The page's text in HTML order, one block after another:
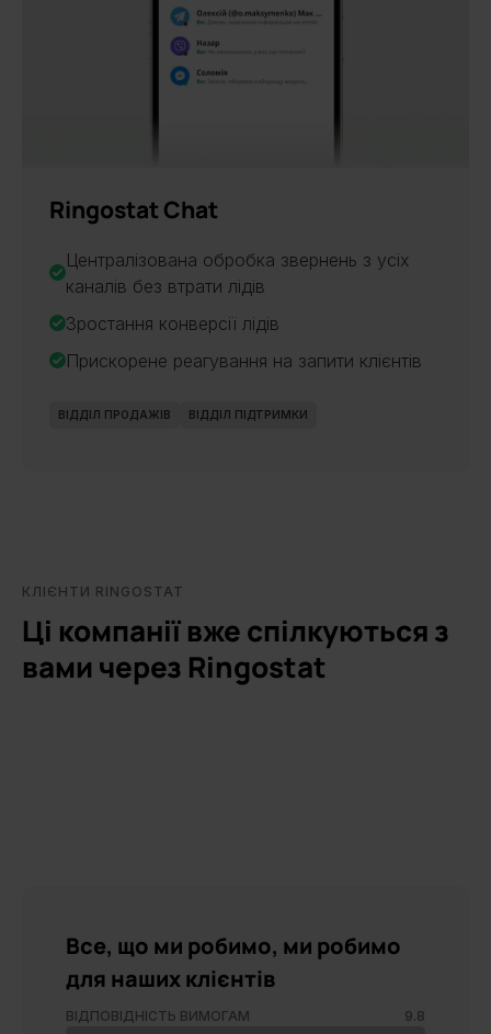
Ringostat Chat
Централізована обробка звернень з усіх
каналів без втрати лідів
Зростання конверсії лідів
Прискорене реагування на запити клієнтів
ВІДДІЛ ПРОДАЖІВ ВІДДІЛ ПІДТРИМКИ
КЛІЄНТИ RINGOSTAT
Ці компанії вже спілкуються з
вами через Ringostat
Все, що ми робимо, ми робимо
для наших клієнтів
ВІДПОВІДНІСТЬ ВИМОГАМ
9.8